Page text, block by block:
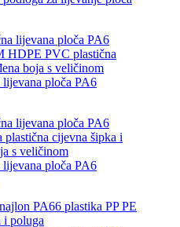
lijevana ploča PA6
lijevana ploča PA6